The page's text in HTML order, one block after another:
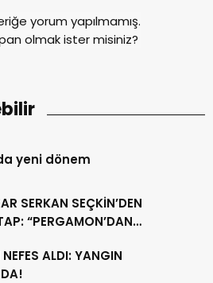
yorum yapılmamış.
olmak ister misiniz?
yeni dönem
SERKAN SEÇKİN’DEN
“PERGAMON’DAN
ALDI: YANGIN